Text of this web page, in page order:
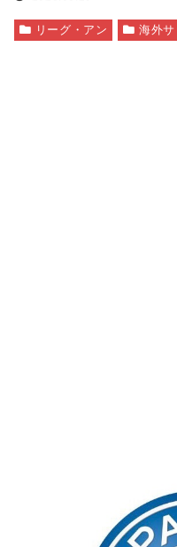
リーグ・アン 海外